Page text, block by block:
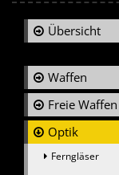
Übersicht
Waffen
Freie Waffen
Optik
Ferngläser